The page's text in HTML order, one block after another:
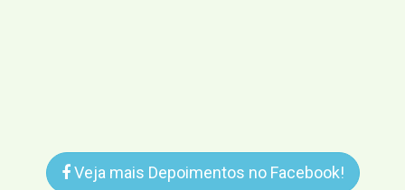
Veja mais Depoimentos no Facebook!